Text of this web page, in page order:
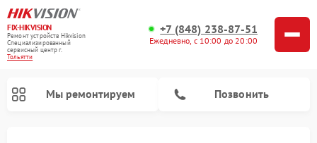
FIX-HIKVISION
Ремонт устройств Hikvision
Специализированный
cервисный центр г.
Тольятти
+7 (848) 238-87-51
Ежедневно, с 10:00 до 20:00
Мы ремонтируем Позвонить